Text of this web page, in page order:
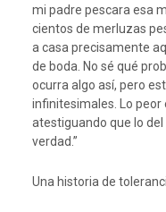
mi padre pescara esa
cientos de merluzas
a casa precisamente
de boda. No sé qué
ocurra algo así, pero
infinitesimales. Lo peor
atestiguando que lo
verdad.”
Una historia de